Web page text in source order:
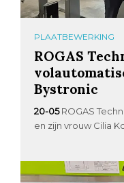
PLAATBEWERKING
ROGAS
Bystronic
20-05 ROGAS
en zijn vrouw Cilia